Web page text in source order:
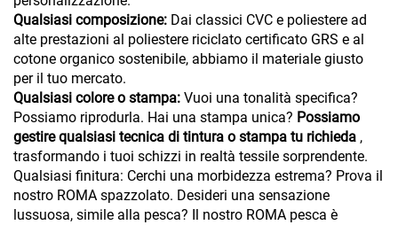
Qualsiasi composizione: Dai classici CVC e poliestere ad
alte prestazioni al poliestere riciclato certificato GRS e al
cotone organico sostenibile, abbiamo il materiale giusto
per il tuo mercato.
Qualsiasi colore o stampa: Vuoi una tonalità specifica?
Possiamo riprodurla. Hai una stampa unica? Possiamo
gestire qualsiasi tecnica di tintura o stampa tu richieda ,
trasformando i tuoi schizzi in realtà tessile sorprendente.
Qualsiasi finitura: Cerchi una morbidezza estrema? Prova il
nostro ROMA spazzolato. Desideri una sensazione
lussuosa, simile alla pesca? Il nostro ROMA pesca è